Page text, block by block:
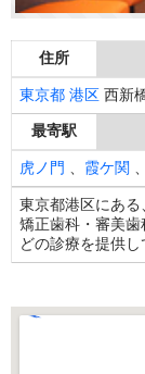
住所
東京都 港区 西新
最寄駅
虎ノ門 霞ケ関
東京都港区にある
矯正歯科・審美
どの診療を提供し